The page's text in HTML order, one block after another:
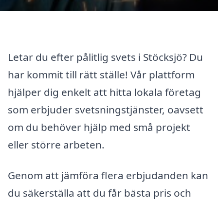
Letar du efter pålitlig svets i Stöcksjö? Du
har kommit till rätt ställe! Vår plattform
hjälper dig enkelt att hitta lokala företag
som erbjuder svetsningstjänster, oavsett
om du behöver hjälp med små projekt
eller större arbeten.
Genom att jämföra flera erbjudanden kan
du säkerställa att du får bästa pris och